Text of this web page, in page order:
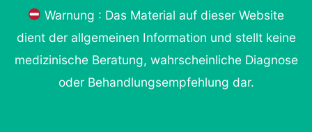
Warnung : Das Material auf dieser Website
dient der allgemeinen Information und stellt keine
medizinische Beratung, wahrscheinliche Diagnose
oder Behandlungsempfehlung dar.